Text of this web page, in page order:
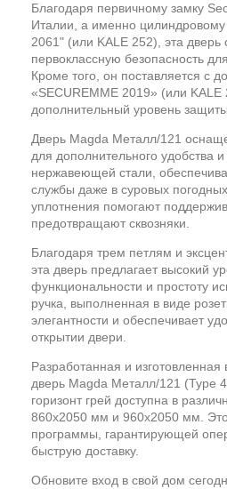
Благодаря первичному замку
Италии, а именно
2061" (или KALE 252), эта дверь
первоклассную безопасность
Кроме того, он поставляется с
«SECUREMME 2019» (или
дополнительный уровень
Дверь Magda Металл/121
для дополнительного удобства
нержавеющей стали,
службы даже в суровых
уплотнения помогают
предотвращают сквозняки.
Благодаря трем петлям и
эта дверь предлагает высокий
функциональности и простоту
ручка, выполненная в виде
элегантности и обеспечивает
открытии двери.
Разработанная и
дверь Magda Металл/121 (Type
горизонт грей доступна в
860x2050 мм и 960x2050 мм. Это
программы, гарантирующей
быструю доставку.
Обновите вход в свой дом